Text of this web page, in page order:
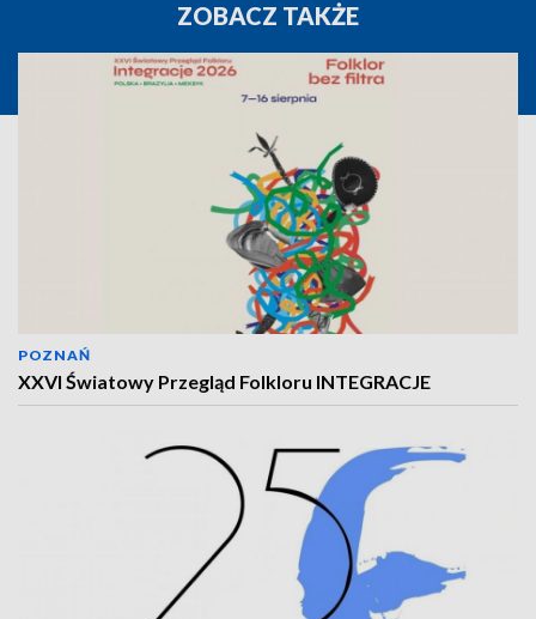
ZOBACZ TAKŻE
POZNAŃ
XXVI Światowy Przegląd Folkloru INTEGRACJE